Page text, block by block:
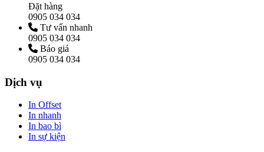
Đặt hàng
0905 034 034
Tư vấn nhanh
0905 034 034
Báo giá
0905 034 034
Dịch vụ
In Offset
In nhanh
In bao bì
In sự kiện